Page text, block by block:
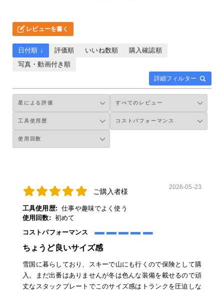
レビューを書く
詳細フィルター
日付順 ↓ 評価順 いいね数順
購入確認順
写真・動画付き順
ご購入者様
2026-05-23
工具使用歴: 仕事や趣味でよく使う
使用回数: 初めて
コストパフォーマンス
ちょうど良いサイズ感
雪国に暮らしており、スキーで山にも行くので保険として購
入。まだ出番はありませんが冬は色んな装備を載せるので頑
丈なスタックプレートでこのサイズ感はトランクを圧迫しな